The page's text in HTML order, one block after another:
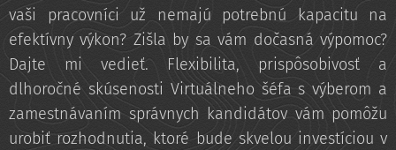
vaši pracovníci už nemajú potrebnú kapacitu na
efektívny výkon? Zišla by sa vám dočasná výpomoc?
Dajte mi vedieť. Flexibilita, prispôsobivosť a
dlhoročné skúsenosti Virtuálneho šéfa s výberom a
zamestnávaním správnych kandidátov vám pomôžu
urobiť rozhodnutia, ktoré bude skvelou investíciou v